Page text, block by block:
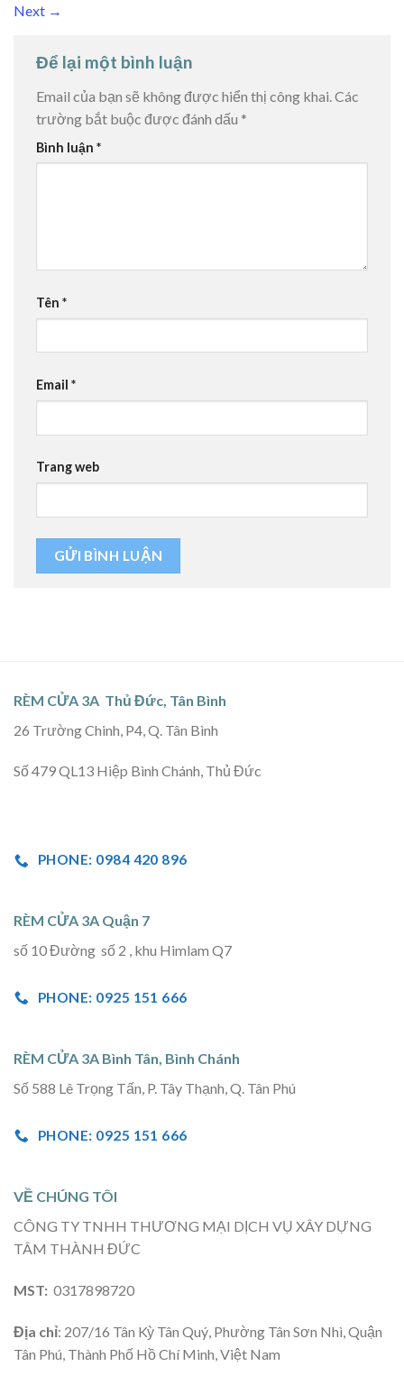
Next →
Để lại một bình luận
Email của bạn sẽ không được hiển thị công khai. Các
trường bắt buộc được đánh dấu *
Bình luận *
Tên *
Email *
Trang web
RÈM CỬA 3A Thủ Đức, Tân Bình
26 Trường Chinh, P4, Q. Tân Bình
Số 479 QL13 Hiệp Bình Chánh, Thủ Đức
PHONE: 0984 420 896
RÈM CỬA 3A Quận 7
số 10 Đường số 2 , khu Himlam Q7
PHONE: 0925 151 666
RÈM CỬA 3A Bình Tân, Bình Chánh
Số 588 Lê Trọng Tấn, P. Tây Thạnh, Q. Tân Phú
PHONE: 0925 151 666
VỀ CHÚNG TÔI
CÔNG TY TNHH THƯƠNG MẠI DỊCH VỤ XÂY DỰNG
TÂM THÀNH ĐỨC
MST: 0317898720
Địa chỉ: 207/16 Tân Kỳ Tân Quý, Phường Tân Sơn Nhì, Quận
Tân Phú, Thành Phố Hồ Chí Minh, Việt Nam